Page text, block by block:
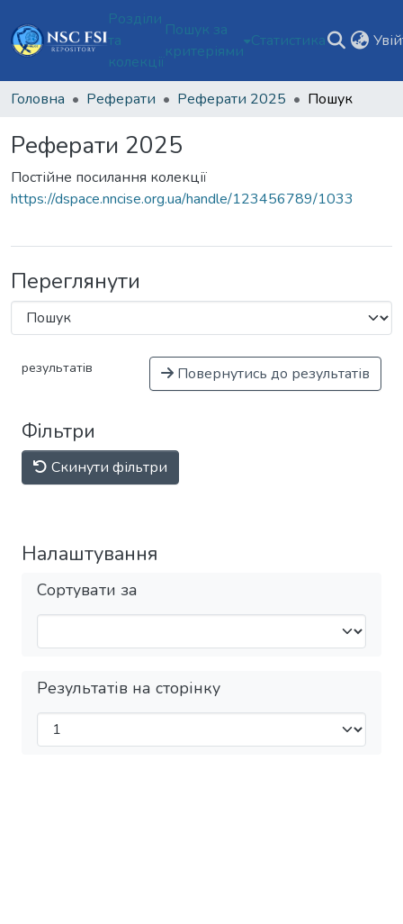
Розділи
та
колекції
Пошук за
критеріями
Статистика
Головна Реферати Реферати 2025 Пошук
Реферати 2025
Постійне посилання колекції
https://dspace.nncise.org.ua/handle/123456789/1033
Переглянути
результатів Повернутись до результатів
Фільтри
Скинути фільтри
Налаштування
Сортувати за
Результатів на сторінку